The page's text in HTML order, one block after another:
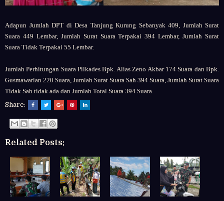
Adapun Jumlah DPT di Desa Tanjung Kurung Sebanyak 409, Jumlah Surat
Suara 449 Lembar, Jumlah Surat Suara Terpakai 394 Lembar, Jumlah Surat
Suara Tidak Terpakai 55 Lembar.
Jumlah Perhitungan Suara Pilkades Bpk. Alias Zeno Akbar 174 Suara dan Bpk.
Gusmawarlan 220 Suara, Jumlah Surat Suara Sah 394 Suara, Jumlah Surat Suara
Tidak Sah tidak ada dan Jumlah Total Suara 394 Suara.
Share:
Related Posts: